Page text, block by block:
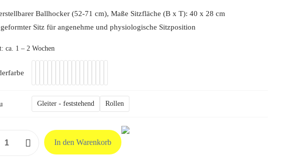
169,00 €160,55 €.
Ballhocker (52-71 cm), Maße Sitzfläche (B x T): 40 x 28 cm
Sitz für angenehme und physiologische Sitzposition
ca. 1 – 2 Wochen
Gleiter - feststehend Rollen
In den Warenkorb